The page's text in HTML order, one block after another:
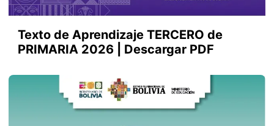
Texto de Aprendizaje TERCERO de
PRIMARIA 2026 | Descargar PDF